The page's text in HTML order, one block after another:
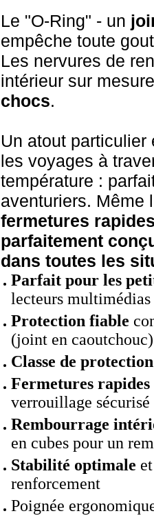
Le "O-Ring" - un
empêche toute
Les nervures de
intérieur sur
chocs.
Un atout
les voyages à
température :
aventuriers. Même
fermetures
parfaitement
dans toutes les
Parfait pour les
lecteurs
Protection fiable
(joint en caoutchouc)
Classe de
Fermetures
verrouillage sécurisé
Rembourrage
en cubes pour un
Stabilité optimale
renforcement
Poignée